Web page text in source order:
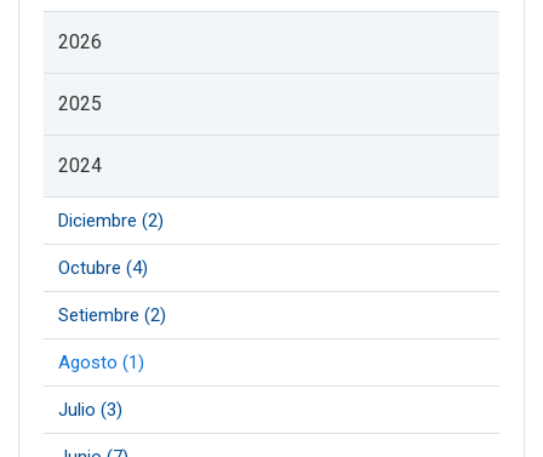
2026
2025
2024
Diciembre (2)
Octubre (4)
Setiembre (2)
Agosto (1)
Julio (3)